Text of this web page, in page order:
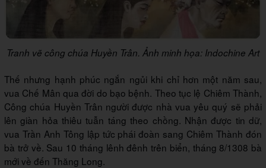
Tranh vẽ công chúa Huyền Trân. Ảnh minh họa: Indochine Art
Thế nhưng hạnh phúc ngắn ngủi khi chỉ hơn một năm sau,
vua Chế Mân qua đời do bạo bệnh. Theo tục lệ Chiêm Thành,
Công chúa Huyền Trân người được nhà vua yêu quý sẽ phải
lên giàn hỏa thiêu tuẫn táng theo chồng. Nhận được tin dữ,
vua Trần Anh Tông lập tức phái đoàn sang Chiêm Thành đón
bà trở về. Sau 10 tháng lênh đênh trên biển, tháng 8/1308 bà
mới về đến Thăng Long.